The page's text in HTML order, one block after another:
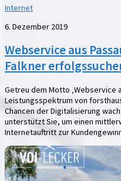
Internet
6. Dezember 2019
Webservice aus
Falkner
Getreu dem Motto ‚Webservice
Leistungsspektrum von
Chancen der Digitalisierung
unterstützt Sie, um einen
Internetauftritt zur